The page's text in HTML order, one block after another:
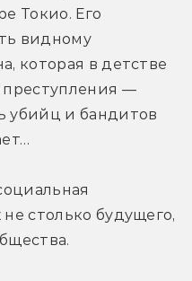
Токио. Его
видному
которая в детстве
преступления —
убийц и бандитов
столько будущего,